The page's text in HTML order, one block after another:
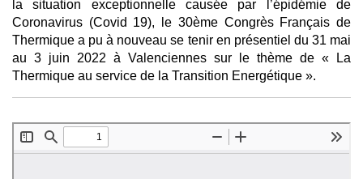
la situation exceptionnelle causée par l’épidémie de
Coronavirus (Covid 19), le 30ème Congrès Français de
Thermique a pu à nouveau se tenir en présentiel du 31 mai
au 3 juin 2022 à Valenciennes sur le thème de « La
Thermique au service de la Transition Energétique ».